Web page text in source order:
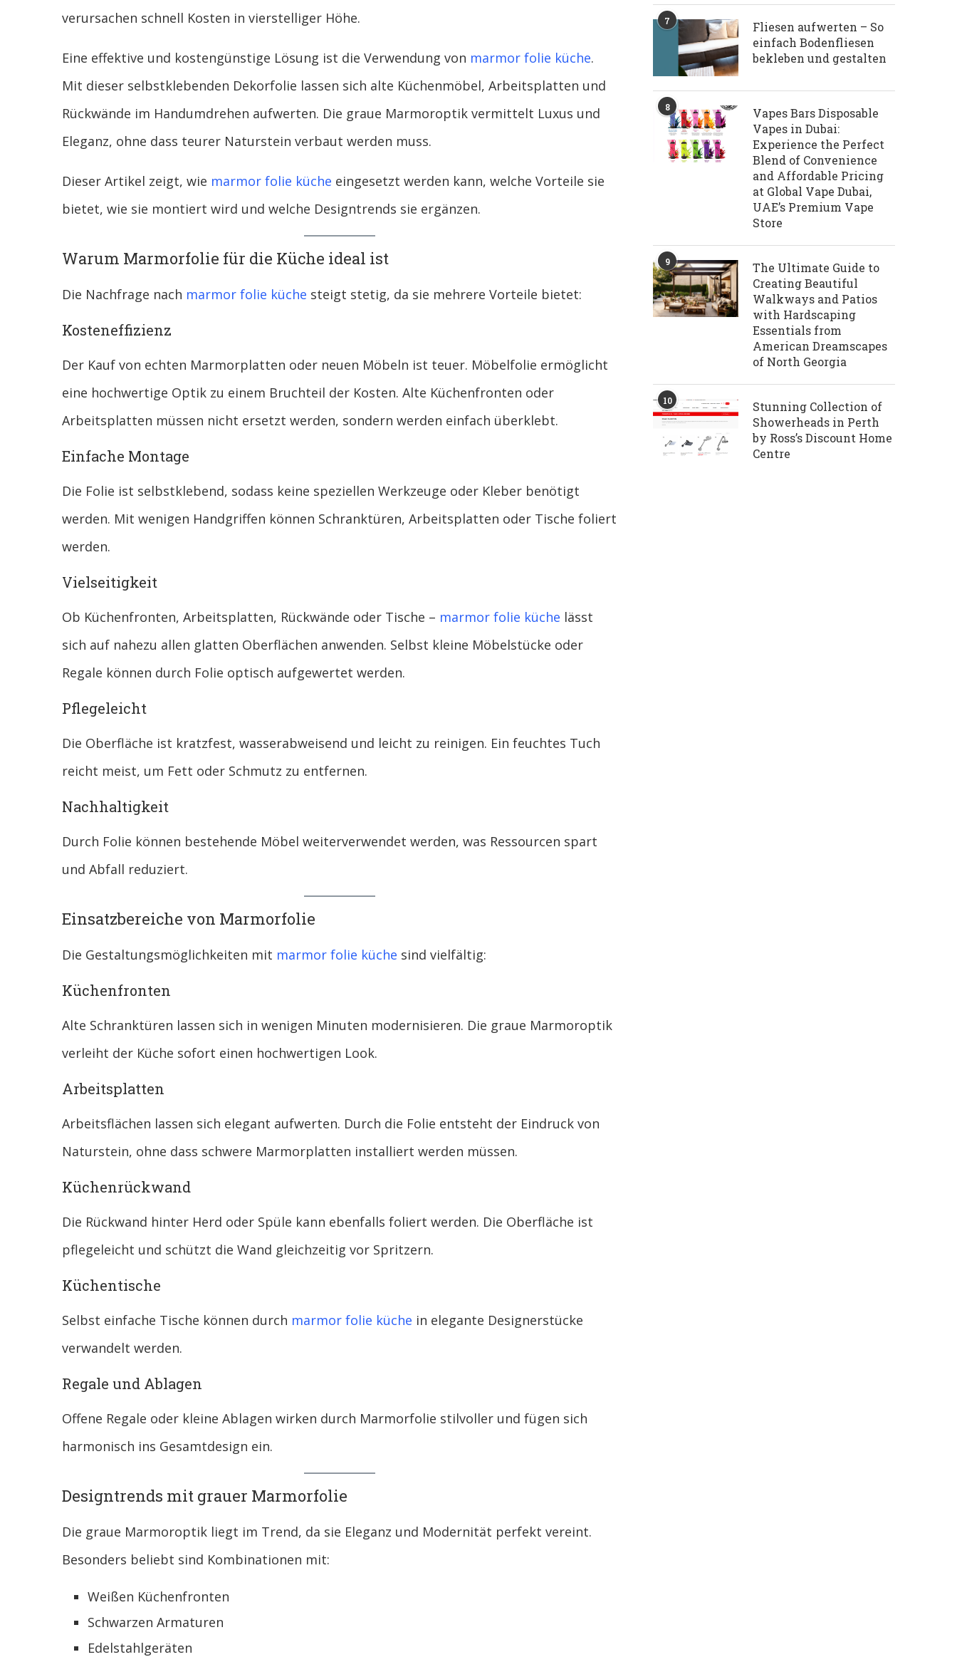
verursachen schnell Kosten in vierstelliger Höhe.
Eine effektive und kostengünstige Lösung ist die Verwendung von marmor folie küche.
Mit dieser selbstklebenden Dekorfolie lassen sich alte Küchenmöbel, Arbeitsplatten und
Rückwände im Handumdrehen aufwerten. Die graue Marmoroptik vermittelt Luxus und
Eleganz, ohne dass teurer Naturstein verbaut werden muss.
Dieser Artikel zeigt, wie marmor folie küche eingesetzt werden kann, welche Vorteile sie
bietet, wie sie montiert wird und welche Designtrends sie ergänzen.
Warum Marmorfolie für die Küche ideal ist
Die Nachfrage nach marmor folie küche steigt stetig, da sie mehrere Vorteile bietet:
Kosteneffizienz
Der Kauf von echten Marmorplatten oder neuen Möbeln ist teuer. Möbelfolie ermöglicht
eine hochwertige Optik zu einem Bruchteil der Kosten. Alte Küchenfronten oder
Arbeitsplatten müssen nicht ersetzt werden, sondern werden einfach überklebt.
Einfache Montage
Die Folie ist selbstklebend, sodass keine speziellen Werkzeuge oder Kleber benötigt
werden. Mit wenigen Handgriffen können Schranktüren, Arbeitsplatten oder Tische foliert
werden.
Vielseitigkeit
Ob Küchenfronten, Arbeitsplatten, Rückwände oder Tische – marmor folie küche lässt
sich auf nahezu allen glatten Oberflächen anwenden. Selbst kleine Möbelstücke oder
Regale können durch Folie optisch aufgewertet werden.
Pflegeleicht
Die Oberfläche ist kratzfest, wasserabweisend und leicht zu reinigen. Ein feuchtes Tuch
reicht meist, um Fett oder Schmutz zu entfernen.
Nachhaltigkeit
Durch Folie können bestehende Möbel weiterverwendet werden, was Ressourcen spart
und Abfall reduziert.
Einsatzbereiche von Marmorfolie
Die Gestaltungsmöglichkeiten mit marmor folie küche sind vielfältig:
Küchenfronten
Alte Schranktüren lassen sich in wenigen Minuten modernisieren. Die graue Marmoroptik
verleiht der Küche sofort einen hochwertigen Look.
Arbeitsplatten
Arbeitsflächen lassen sich elegant aufwerten. Durch die Folie entsteht der Eindruck von
Naturstein, ohne dass schwere Marmorplatten installiert werden müssen.
Küchenrückwand
Die Rückwand hinter Herd oder Spüle kann ebenfalls foliert werden. Die Oberfläche ist
pflegeleicht und schützt die Wand gleichzeitig vor Spritzern.
Küchentische
Selbst einfache Tische können durch marmor folie küche in elegante Designerstücke
verwandelt werden.
Regale und Ablagen
Offene Regale oder kleine Ablagen wirken durch Marmorfolie stilvoller und fügen sich
harmonisch ins Gesamtdesign ein.
Designtrends mit grauer Marmorfolie
Die graue Marmoroptik liegt im Trend, da sie Eleganz und Modernität perfekt vereint.
Besonders beliebt sind Kombinationen mit:
Weißen Küchenfronten
Schwarzen Armaturen
Edelstahlgeräten
7
Fliesen aufwerten – So
einfach Bodenfliesen
bekleben und gestalten
8
Vapes Bars Disposable
Vapes in Dubai:
Experience the Perfect
Blend of Convenience
and Affordable Pricing
at Global Vape Dubai,
UAE’s Premium Vape
Store
9
The Ultimate Guide to
Creating Beautiful
Walkways and Patios
with Hardscaping
Essentials from
American Dreamscapes
of North Georgia
10
Stunning Collection of
Showerheads in Perth
by Ross’s Discount Home
Centre